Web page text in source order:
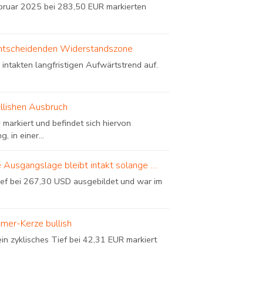
2025 bei 283,50 EUR markierten
Widerstandszone
langfristigen Aufwärtstrend auf.
Ausbruch
und befindet sich hiervon
in einer...
Ausgangslage bleibt intakt solange …
bei 267,30 USD ausgebildet und war im
Kerze bullish
zyklisches Tief bei 42,31 EUR markiert